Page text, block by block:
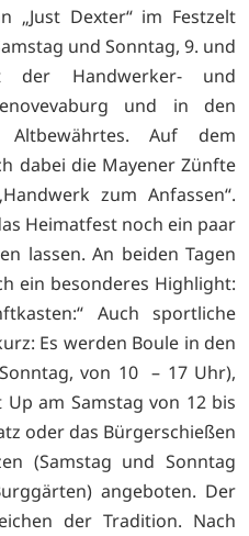
„Just Dexter“ im Festzelt
und Sonntag, 9. und
Handwerker- und
und in den
Auf dem
dabei die Mayener Zünfte
zum Anfassen“.
Heimatfest noch ein paar
lassen. An beiden Tagen
ein besonderes Highlight:
Auch sportliche
Es werden Boule in den
von 10 – 17 Uhr),
am Samstag von 12 bis
oder das Bürgerschießen
(Samstag und Sonntag
angeboten. Der
der Tradition. Nach